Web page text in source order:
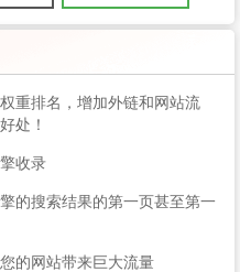
重排名，增加外链和网站流
处！
收录
的搜索结果的第一页甚至第一
的网站带来巨大流量